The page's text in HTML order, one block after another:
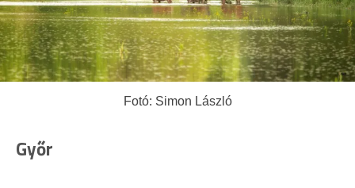
Fotó: Simon László
Győr